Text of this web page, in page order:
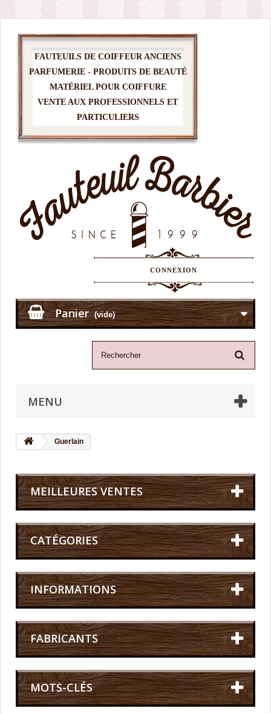
FAUTEUILS DE COIFFEUR ANCIENS
PARFUMERIE - PRODUITS DE BEAUTÉ
MATÉRIEL POUR COIFFURE
VENTE AUX PROFESSIONNELS ET
PARTICULIERS
CONNEXION
Panier (vide)
MENU
Guerlain
MEILLEURES VENTES
CATÉGORIES
INFORMATIONS
FABRICANTS
MOTS-CLÉS